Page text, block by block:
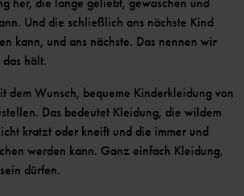
Und die schließlich ans nächste Kind
kann, und ans nächste. Das nennen wir
hält.
dem Wunsch, bequeme Kinderkleidung von
Das bedeutet Kleidung, die wildem
kratzt oder kneift und die immer und
werden kann. Ganz einfach Kleidung,
dürfen.